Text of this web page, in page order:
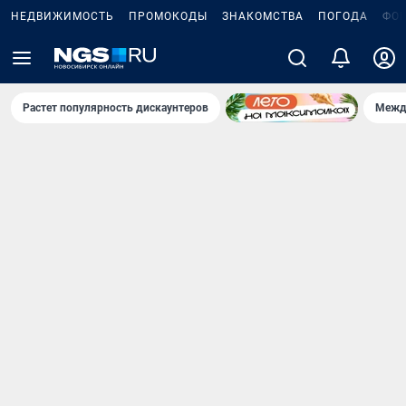
НЕДВИЖИМОСТЬ ПРОМОКОДЫ ЗНАКОМСТВА ПОГОДА
Растет популярность дискаунтеров